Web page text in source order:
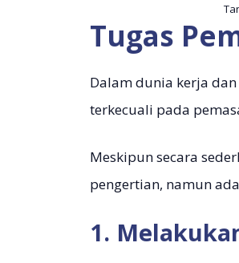
Tugas
Dalam dunia kerja dan
terkecuali pada
Meskipun secara
pengertian, namun
1.